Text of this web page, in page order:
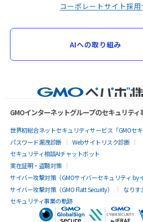
コーポレートサイト採用
AIへの取り組み
GMOインターネットグループのセキュリテ
世界初総合ネットセキュリティサービス「GMOセキ
パスワード漏洩診断
Webサイトリスク診断
セキュリティ相談AIチャットボット
実在証明・盗聴対策
サイバー攻撃対策（GMOサイバーセキュリティ by
サイバー攻撃対策（GMO Flatt Security）
なりす
セキュリティ事業の軌跡